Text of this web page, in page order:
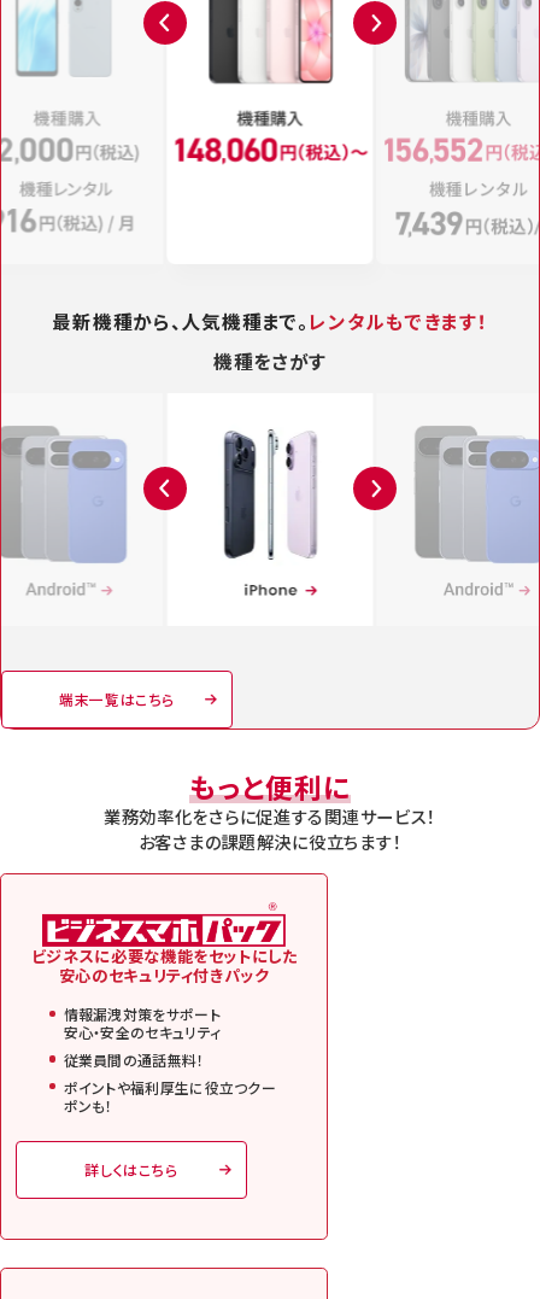
込）」をご契約と同月内に、留守番電話またはキャッチホンのいずれかまたは両方をご契
約されている場合、留守番電話またはキャッチホンのいずれかまたは両方の月額料金を
割引します。ただし、同月内に「かけ放題オプション（1,980円税込）」または「5分通話無
料オプション（880円税込）」の月額料金が課金されない場合、音声オプション定額料割
※13 同一「ビジネス通話割引」グループ内における音声通話が可能な料金プラン
（「2in1」 「irumo（0.5GB）」を除く）の契約回線がカウント対象になります。条件を満た
す場合は、当月の「ドコモ Biz データ無制限」の月額料金から自動で割引します。なお、
は無料となります。
※14 ドコモのご利用継続期間が20年以上のお客さまは220円／月、10年以上のお客さ
まは110円／月を月額料金から割り引きます。
最新機種から、人気機種まで。 レンタルもできます！
機種をさがす
端末一覧はこちら
もっと便利に
業務効率化をさらに促進する関連サービス！
お客さまの課題解決に役立ちます！
ビジネスに必要な機能をセットにした
安心のセキュリティ付きパック
情報漏洩対策をサポート
安心・安全のセキュリティ
従業員間の通話無料！
ポイントや福利厚生に役立つクー
ポンも！
詳しくはこちら